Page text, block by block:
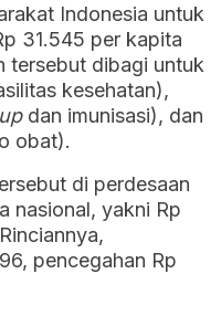
Indonesia untuk
31.545 per kapita
tersebut dibagi untuk
kesehatan),
dan imunisasi), dan
obat).
di perdesaan
nasional, yakni Rp
pencegahan Rp